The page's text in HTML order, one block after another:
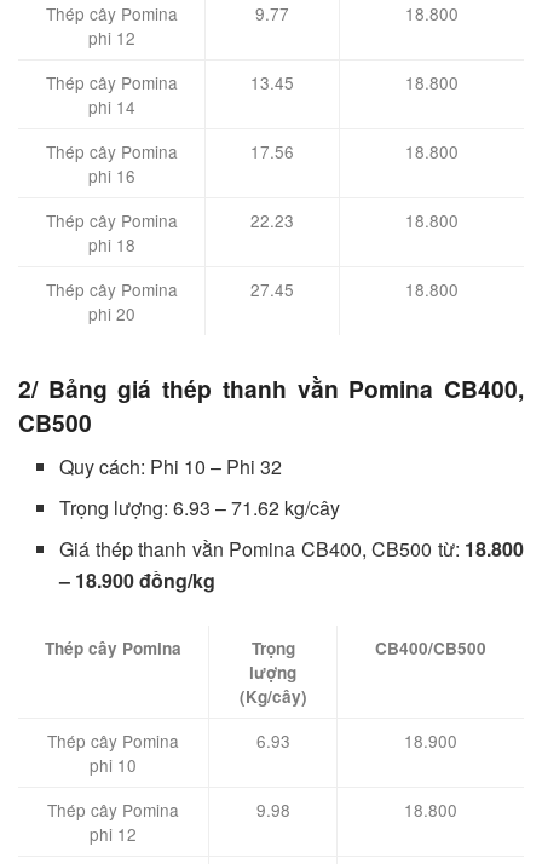
Thép cây Pomina
phi 12
9.77 18.800
Thép cây Pomina
phi 14
13.45 18.800
Thép cây Pomina
phi 16
17.56 18.800
Thép cây Pomina
phi 18
22.23 18.800
Thép cây Pomina
phi 20
27.45 18.800
2/ Bảng giá thép thanh vằn Pomina CB400,
CB500
Quy cách: Phi 10 – Phi 32
Trọng lượng: 6.93 – 71.62 kg/cây
Giá thép thanh vằn Pomina CB400, CB500 từ: 18.800
– 18.900 đồng/kg
Thép cây Pomina
Trọng
lượng
(Kg/cây)
CB400/CB500
Thép cây Pomina
phi 10
6.93 18.900
Thép cây Pomina
phi 12
9.98 18.800